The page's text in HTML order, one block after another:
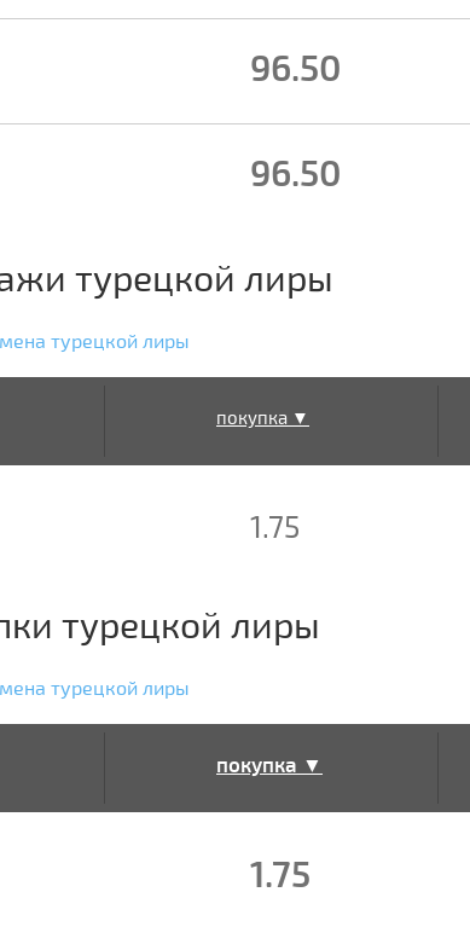
96.50
96.50
турецкой лиры
турецкой лиры
покупка ▼
1.75
турецкой лиры
турецкой лиры
покупка ▼
1.75